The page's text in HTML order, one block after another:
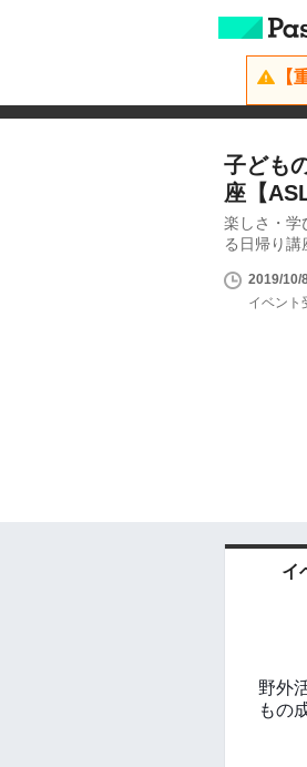
【
子ども
座【
楽しさ・学
る日帰り講
2019/10/
イベン
イ
野外
もの